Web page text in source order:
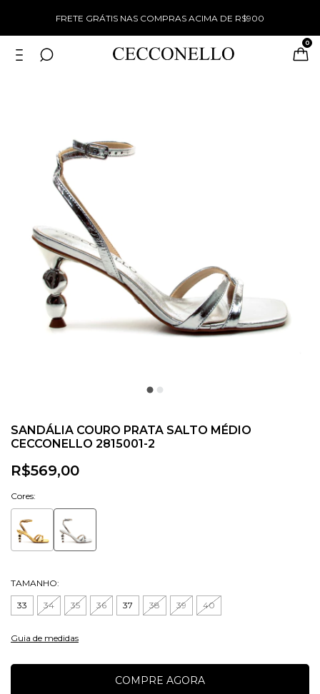
FRETE GRÁTIS NAS COMPRAS ACIMA DE R$900
0
SANDÁLIA COURO PRATA SALTO MÉDIO
CECCONELLO 2815001-2
R$569,00
Cores:
TAMANHO:
33 34 35 36 37 38 39 40
Guia de medidas